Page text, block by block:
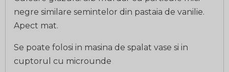
negre similare semintelor din pastaia de vanilie.
Apect mat.
Se poate folosi in masina de spalat vase si in
cuptorul cu microunde